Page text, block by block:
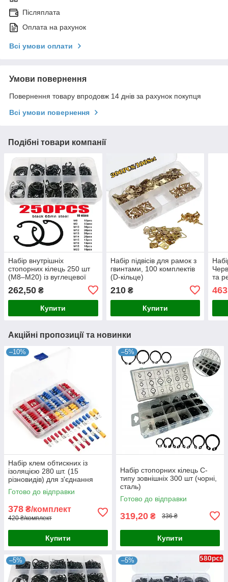
Післяплата
Оплата на рахунок
Всі умови оплати
Умови повернення
Повернення товару впродовж 14 днів за рахунок покупця
Всі умови повернення
Подібні товари компанії
Набір внутрішніх
стопорних кілець 250 шт
(M8–M20) із вуглецевої
кольору, у пластиковому
боксі
262,50 ₴
Купити
Набір підвісів для рамок з
гвинтами, 100 комплектів
(D-кільце)
210₴
Купити
та
Multi
Акційні пропозиції та новинки
–10%
Набір клем обтискних із
ізоляцією 280 шт. (15
різновидів) для з'єднання
електричних дротів без
паяння
Готово до відправки
378 ₴/комплект
420 ₴/комплект
Купити
–5%
Набір стопорних кілець C-
типу зовнішніх 300 шт (чорні,
сталь)
Готово до відправки
319,20 ₴ 336 ₴
Купити
–5% –5%